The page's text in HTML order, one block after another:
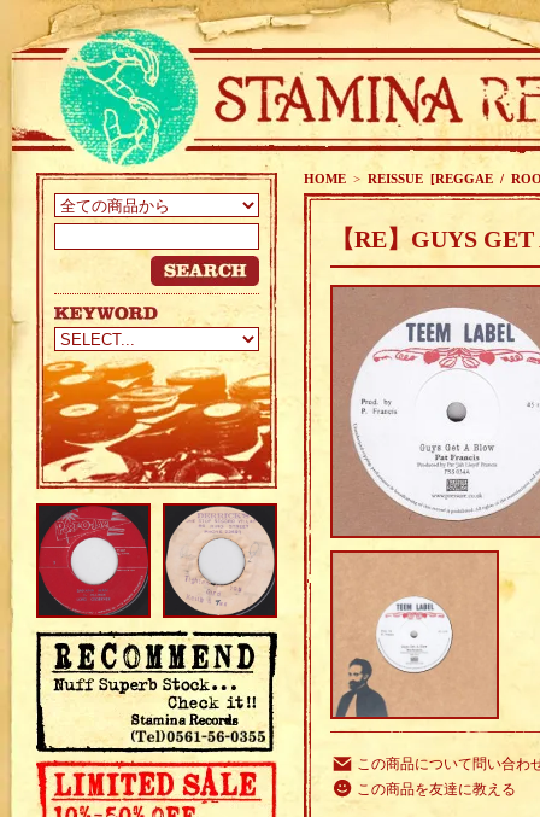
HOME > REISSUE [REGGAE /
【RE】GUYS
この商品について問い合わ
この商品を友達に教える